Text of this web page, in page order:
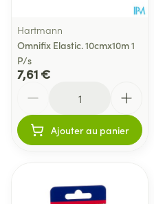
Hartmann
Omnifix Elastic. 10cmx10m 1
P/s
7,61 €
Ajouter au panier